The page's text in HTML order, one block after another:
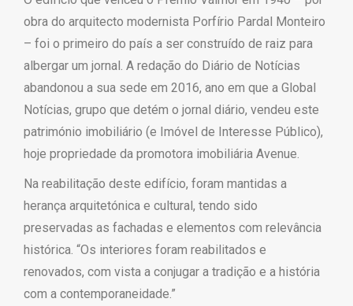
obra do arquitecto modernista Porfírio Pardal Monteiro
– foi o primeiro do país a ser construído de raiz para
albergar um jornal. A redação do Diário de Notícias
abandonou a sua sede em 2016, ano em que a Global
Notícias, grupo que detém o jornal diário, vendeu este
património imobiliário (e Imóvel de Interesse Público),
hoje propriedade da promotora imobiliária Avenue.
Na reabilitação deste edifício, foram mantidas a
herança arquitetónica e cultural, tendo sido
preservadas as fachadas e elementos com relevância
histórica. “Os interiores foram reabilitados e
renovados, com vista a conjugar a tradição e a história
com a contemporaneidade.”